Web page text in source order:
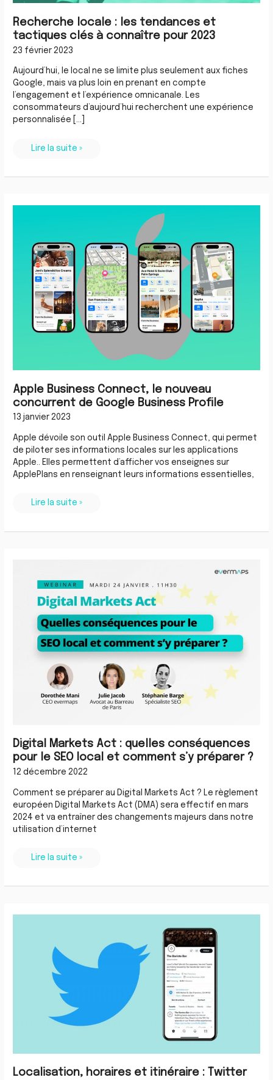
Recherche locale : les tendances et
tactiques clés à connaître pour 2023
23 février 2023
Aujourd’hui, le local ne se limite plus seulement aux fiches
Google, mais va plus loin en prenant en compte
l’engagement et l’expérience omnicanale. Les
consommateurs d’aujourd’hui recherchent une expérience
personnalisée […]
Lire la suite »
Apple Business Connect, le nouveau
concurrent de Google Business Profile
13 janvier 2023
Apple dévoile son outil Apple Business Connect, qui permet
de piloter ses informations locales sur les applications
Apple.. Elles permettent d’afficher vos enseignes sur
ApplePlans en renseignant leurs informations essentielles,
Apple
concurrent
de
Google
Business
Profile
Lire la suite »
Digital Markets Act : quelles conséquences
pour le SEO local et comment s’y préparer ?
12 décembre 2022
Comment se préparer au Digital Markets Act ? Le règlement
européen Digital Markets Act (DMA) sera effectif en mars
2024 et va entraîner des changements majeurs dans notre
utilisation d’internet
Act
quelles
conséquences
pour
le
SEO
local
comment
préparer
Lire la suite »
Localisation, horaires et itinéraire : Twitter
tourne
commerce